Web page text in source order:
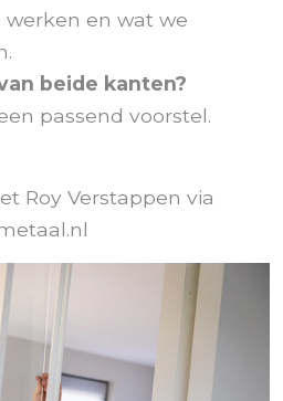
en wat we
beide kanten?
passend voorstel.
Roy Verstappen via